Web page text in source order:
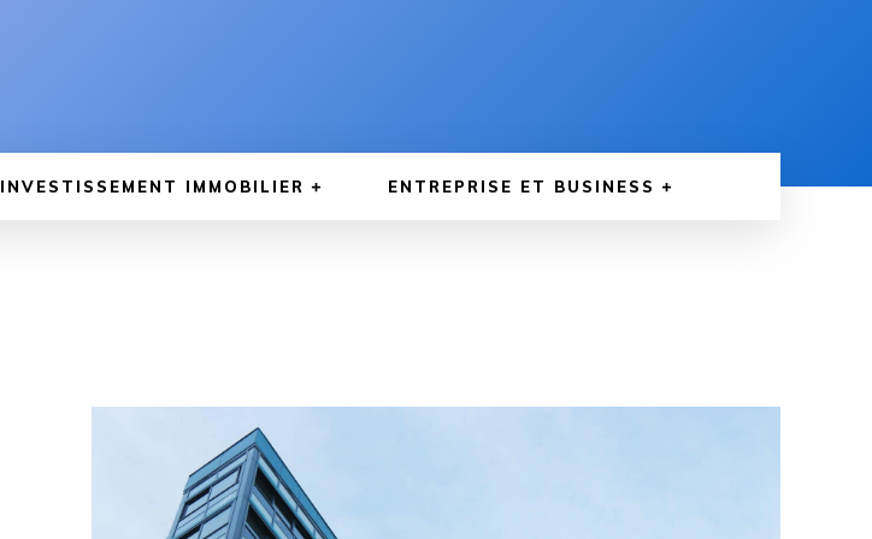
INVESTISSEMENT IMMOBILIER ENTREPRISE ET BUSINESS